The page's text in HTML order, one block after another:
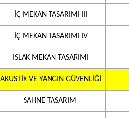
İÇ MEKAN TASARIMI III
İÇ MEKAN TASARIMI IV
ISLAK MEKAN TASARIMI
AKUSTİK VE YANGIN GÜVENLİĞİ
SAHNE TASARIMI